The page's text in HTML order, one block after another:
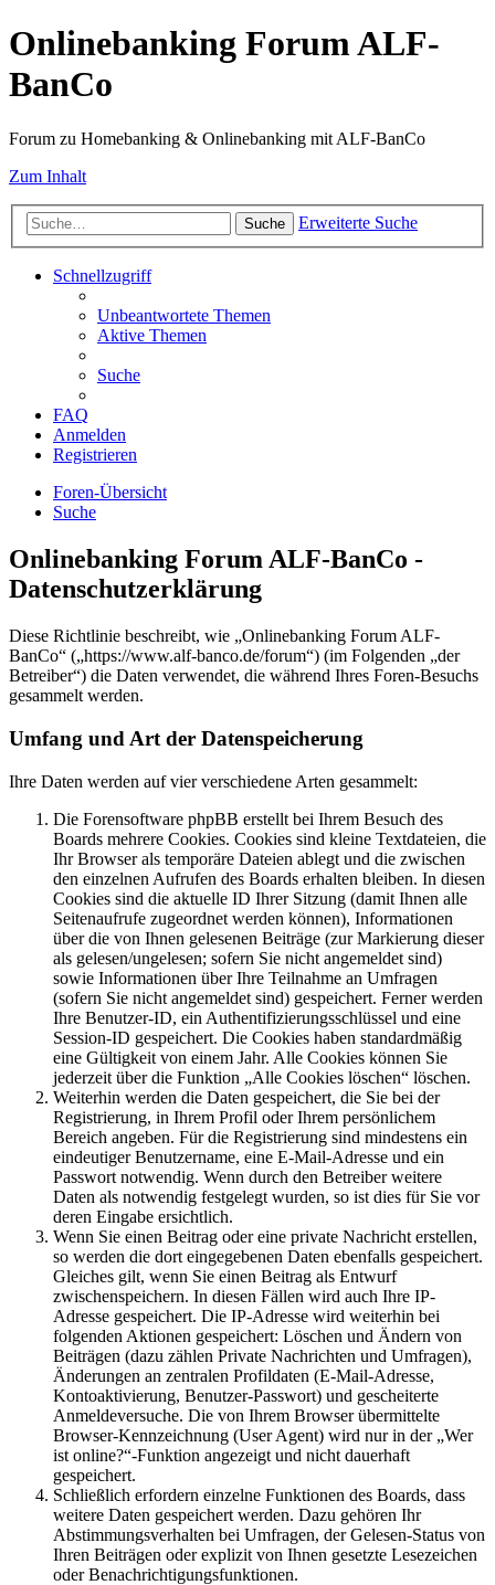
Onlinebanking Forum ALF-
BanCo
Forum zu Homebanking & Onlinebanking mit ALF-BanCo
Zum Inhalt
Suche Erweiterte Suche
Schnellzugriff
Unbeantwortete Themen
Aktive Themen
Suche
FAQ
Anmelden
Registrieren
Foren-Übersicht
Suche
Onlinebanking Forum ALF-BanCo -
Datenschutzerklärung
Diese Richtlinie beschreibt, wie „Onlinebanking Forum ALF-
BanCo“ („https://www.alf-banco.de/forum“) (im Folgenden „der
Betreiber“) die Daten verwendet, die während Ihres Foren-Besuchs
gesammelt werden.
Umfang und Art der Datenspeicherung
Ihre Daten werden auf vier verschiedene Arten gesammelt:
Die Forensoftware phpBB erstellt bei Ihrem Besuch des
Boards mehrere Cookies. Cookies sind kleine Textdateien, die
Ihr Browser als temporäre Dateien ablegt und die zwischen
den einzelnen Aufrufen des Boards erhalten bleiben. In diesen
Cookies sind die aktuelle ID Ihrer Sitzung (damit Ihnen alle
Seitenaufrufe zugeordnet werden können), Informationen
über die von Ihnen gelesenen Beiträge (zur Markierung dieser
als gelesen/ungelesen; sofern Sie nicht angemeldet sind)
sowie Informationen über Ihre Teilnahme an Umfragen
(sofern Sie nicht angemeldet sind) gespeichert. Ferner werden
Ihre Benutzer-ID, ein Authentifizierungsschlüssel und eine
Session-ID gespeichert. Die Cookies haben standardmäßig
eine Gültigkeit von einem Jahr. Alle Cookies können Sie
jederzeit über die Funktion „Alle Cookies löschen“ löschen.
Weiterhin werden die Daten gespeichert, die Sie bei der
Registrierung, in Ihrem Profil oder Ihrem persönlichem
Bereich angeben. Für die Registrierung sind mindestens ein
eindeutiger Benutzername, eine E-Mail-Adresse und ein
Passwort notwendig. Wenn durch den Betreiber weitere
Daten als notwendig festgelegt wurden, so ist dies für Sie vor
deren Eingabe ersichtlich.
Wenn Sie einen Beitrag oder eine private Nachricht erstellen,
so werden die dort eingegebenen Daten ebenfalls gespeichert.
Gleiches gilt, wenn Sie einen Beitrag als Entwurf
zwischenspeichern. In diesen Fällen wird auch Ihre IP-
Adresse gespeichert. Die IP-Adresse wird weiterhin bei
folgenden Aktionen gespeichert: Löschen und Ändern von
Beiträgen (dazu zählen Private Nachrichten und Umfragen),
Änderungen an zentralen Profildaten (E-Mail-Adresse,
Kontoaktivierung, Benutzer-Passwort) und gescheiterte
Anmeldeversuche. Die von Ihrem Browser übermittelte
Browser-Kennzeichnung (User Agent) wird nur in der „Wer
ist online?“-Funktion angezeigt und nicht dauerhaft
gespeichert.
Schließlich erfordern einzelne Funktionen des Boards, dass
weitere Daten gespeichert werden. Dazu gehören Ihr
Abstimmungsverhalten bei Umfragen, der Gelesen-Status von
Ihren Beiträgen oder explizit von Ihnen gesetzte Lesezeichen
oder Benachrichtigungsfunktionen.